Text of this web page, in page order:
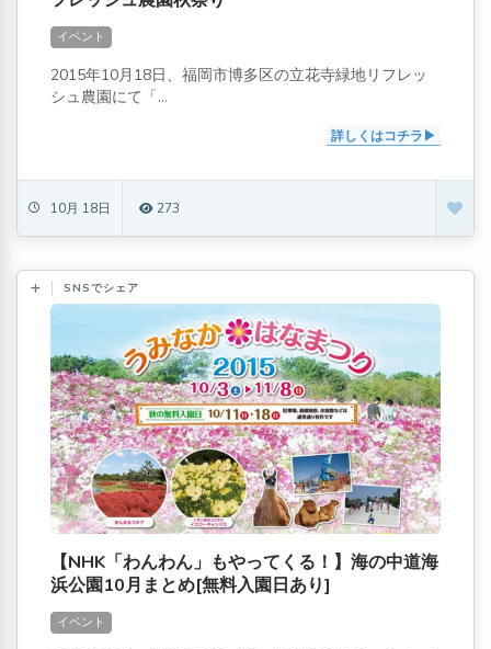
イベント
2015年10月18日、福岡市博多区の立花寺緑地リフレッ
シュ農園にて「...
詳しくはコチラ
10月 18日 273
SNSでシェア
【NHK「わんわん」もやってくる！】海の中道海
浜公園10月まとめ[無料入園日あり]
イベント